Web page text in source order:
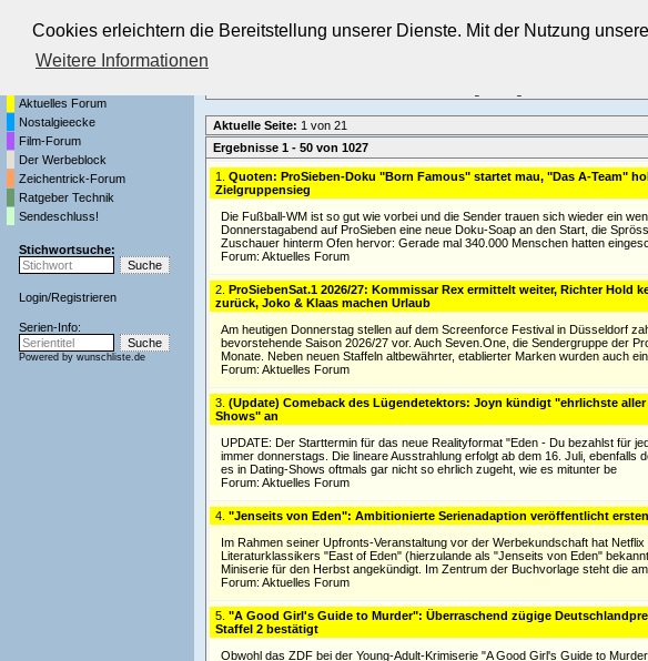
Cookies erleichtern die Bereitstellung unserer Dienste. Mit der Nutzung
Weitere Informationen
Die Fernseh-Diskussionsforen von
Aktuelles Forum
Nostalgieecke
Film-Forum
Der Werbeblock
Zeichentrick-Forum
Ratgeber Technik
Sendeschluss!
Stichwortsuche:
Login/Registrieren
Serien-Info:
Powered by wunschliste.de
Aktuelle Seite: 1 von 21
Ergebnisse 1 - 50 von 1027
1. Quoten: ProSieben-Doku "Born Famous" startet mau, "Das A-Team"
Zielgruppensieg
Die Fußball-WM ist so gut wie vorbei und die Sender trauen sich wieder ein
Donnerstagabend auf ProSieben eine neue Doku-Soap an den Start, die
Zuschauer hinterm Ofen hervor: Gerade mal 340.000 Menschen hatten
Forum: Aktuelles Forum
2. ProSiebenSat.1 2026/27: Kommissar Rex ermittelt weiter, Richter Hold
zurück, Joko & Klaas machen Urlaub
Am heutigen Donnerstag stellen auf dem Screenforce Festival in Düsseldorf
bevorstehende Saison 2026/27 vor. Auch Seven.One, die Sendergruppe der
Monate. Neben neuen Staffeln altbewährter, etablierter Marken wurden auch
Forum: Aktuelles Forum
3. (Update) Comeback des Lügendetektors: Joyn kündigt "ehrlichste
Shows" an
UPDATE: Der Starttermin für das neue Realityformat "Eden - Du bezahlst für
immer donnerstags. Die lineare Ausstrahlung erfolgt ab dem 16. Juli,
es in Dating-Shows oftmals gar nicht so ehrlich zugeht, wie es mitunter be
Forum: Aktuelles Forum
4. "Jenseits von Eden": Ambitionierte Serienadaption veröffentlicht
Im Rahmen seiner Upfronts-Veranstaltung vor der Werbekundschaft hat
Literaturklassikers "East of Eden" (hierzulande als "Jenseits von Eden"
Miniserie für den Herbst angekündigt. Im Zentrum der Buchvorlage steht die
Forum: Aktuelles Forum
5. "A Good Girl's Guide to Murder": Überraschend zügige
Staffel 2 bestätigt
Obwohl das ZDF bei der Young-Adult-Krimiserie "A Good Girl's Guide to